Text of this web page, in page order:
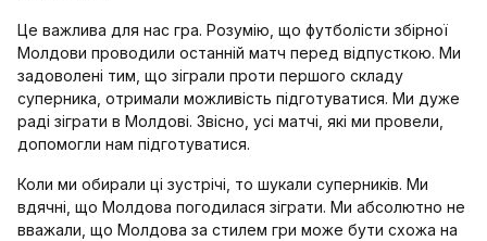
Це важлива для нас гра. Розумію, що футболісти збірної
Молдови проводили останній матч перед відпусткою. Ми
задоволені тим, що зіграли проти першого складу
суперника, отримали можливість підготуватися. Ми дуже
раді зіграти в Молдові. Звісно, усі матчі, які ми провели,
допомогли нам підготуватися.
Коли ми обирали ці зустрічі, то шукали суперників. Ми
вдячні, що Молдова погодилася зіграти. Ми абсолютно не
вважали, що Молдова за стилем гри може бути схожа на